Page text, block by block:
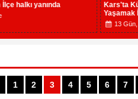
Kars'ta Küçükbaş
1 2 3 4 5 6 7